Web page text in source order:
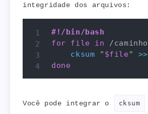
integridade dos arquivos:
#!/bin/bash
for
file in /
cksum
" $file " >>
done
Você pode integrar o cksum